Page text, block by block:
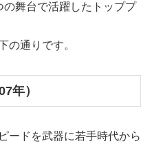
の舞台で活躍したトッププ
の通りです。
年）
ードを武器に若手時代から